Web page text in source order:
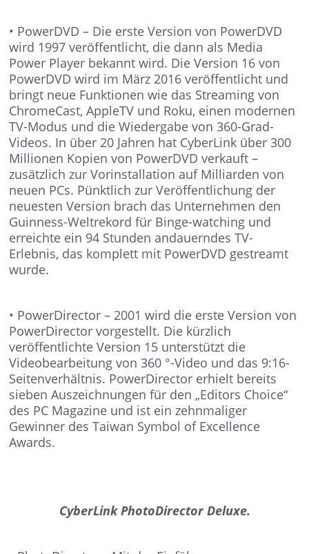
• PowerDVD – Die erste Version von PowerDVD
wird 1997 veröffentlicht, die dann als Media
Power Player bekannt wird. Die Version 16 von
PowerDVD wird im März 2016 veröffentlicht und
bringt neue Funktionen wie das Streaming von
ChromeCast, AppleTV und Roku, einen modernen
TV-Modus und die Wiedergabe von 360-Grad-
Videos. In über 20 Jahren hat CyberLink über 300
Millionen Kopien von PowerDVD verkauft –
zusätzlich zur Vorinstallation auf Milliarden von
neuen PCs. Pünktlich zur Veröffentlichung der
neuesten Version brach das Unternehmen den
Guinness-Weltrekord für Binge-watching und
erreichte ein 94 Stunden andauerndes TV-
Erlebnis, das komplett mit PowerDVD gestreamt
wurde.
• PowerDirector – 2001 wird die erste Version von
PowerDirector vorgestellt. Die kürzlich
veröffentlichte Version 15 unterstützt die
Videobearbeitung von 360 °-Video und das 9:16-
Seitenverhältnis. PowerDirector erhielt bereits
sieben Auszeichnungen für den „Editors Choice“
des PC Magazine und ist ein zehnmaliger
Gewinner des Taiwan Symbol of Excellence
Awards.
CyberLink PhotoDirector Deluxe.